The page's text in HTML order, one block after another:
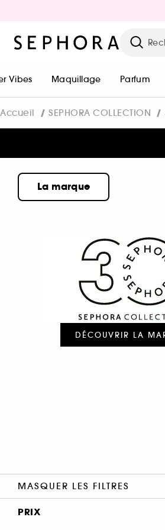
Vibes Maquillage Parfum
Accueil SEPHORA COLLECTION
La marque
DÉCOUVRIR LA
MASQUER LES FILTRES
PRIX